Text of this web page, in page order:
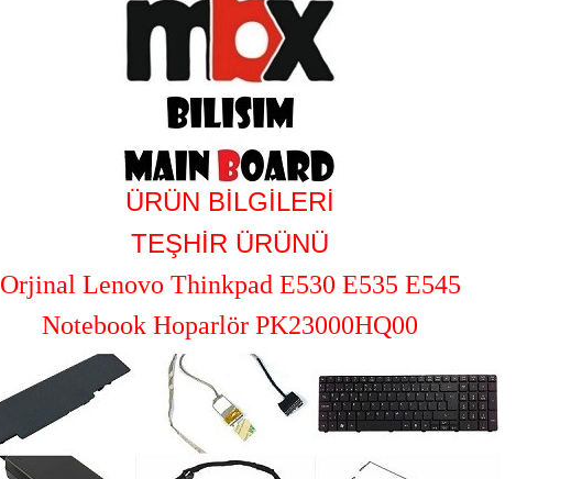
ÜRÜN BİLGİLERİ
TEŞHİR ÜRÜNÜ
Orjinal Lenovo Thinkpad E530 E535 E545
Notebook Hoparlör PK23000HQ00